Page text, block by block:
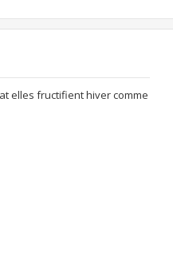
elles fructifient hiver comme